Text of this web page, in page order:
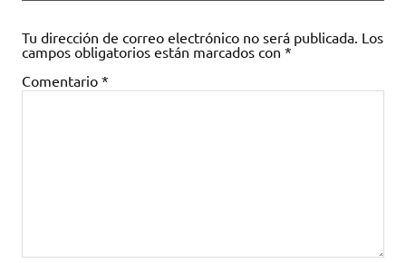
Tu dirección de correo electrónico no será publicada. Los
campos obligatorios están marcados con *
Comentario *